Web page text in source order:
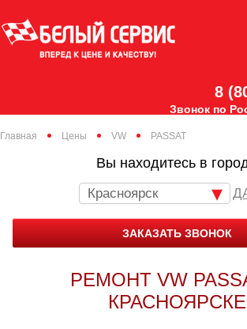
8
Звонок по
Главная Цены VW PASSAT
Вы находитесь в
Красноярск
ЗАКАЗАТЬ ЗВОНОК
РЕМОНТ VW
КРАСНОЯРСКЕ